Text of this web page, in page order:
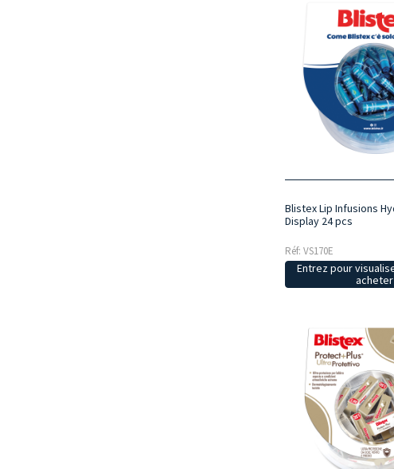
Blistex Lip Infusions
Display 24 pcs
Réf: VS170E
Entrez pour
acheter